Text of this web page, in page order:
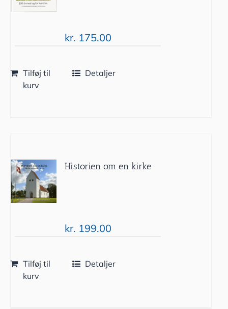
kr. 175.00
Tilføj til
kurv
Detaljer
Historien om en kirke
kr. 199.00
Tilføj til
kurv
Detaljer